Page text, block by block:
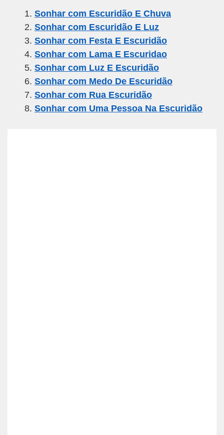
e
b
o
o
k
er gr
a
m
s
A
p
p
e
Sonhar com Escuridão E Chuva
Sonhar com Escuridão E Luz
Sonhar com Festa E Escuridão
Sonhar com Lama E Escuridao
Sonhar com Luz E Escuridão
Sonhar com Medo De Escuridão
Sonhar com Rua Escuridão
Sonhar com Uma Pessoa Na Escuridão